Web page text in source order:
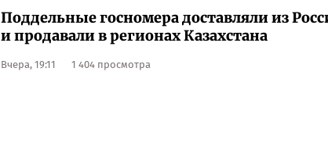
Поддельные госномера доставляли из
и продавали в регионах Казахстана
Вчера, 19:11 1 404 просмотра